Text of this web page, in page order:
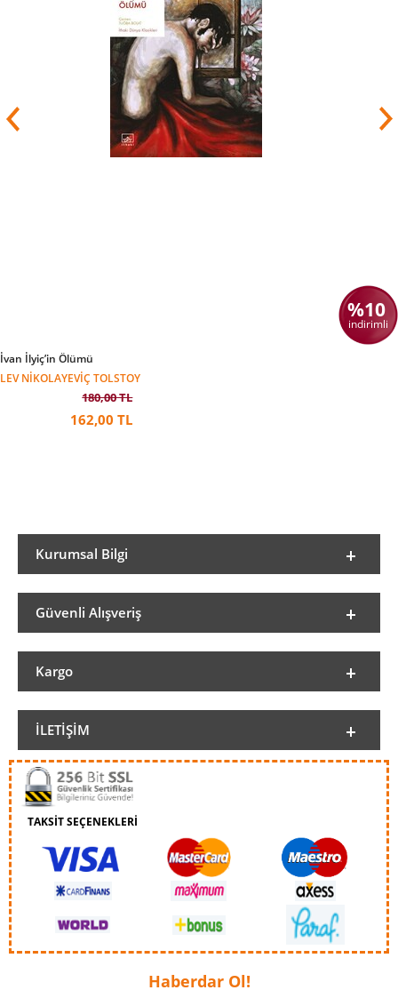
çalışmalarını İkdam, Söz, Zaman, Vakit, Son
Posta, Milliyet ve Cumhuriyet gazetelerine
neşretti. Türkiye Büyük Millet Meclisi'nde 5. ve 6.
dönemlerde Kütahya milletvekili olan Hüseyin
Rahmi, ömrünün son otuz bir yılını
geçirdiği Heybeliada'daki köşkünde 8 Mart 1944
tarihinde öldü ve oradaki Abbas Paşa
Mezarlığı'na defnedildi.
%10
indirimli
İvan İlyiç’in Ölümü
LEV NIKOLAYEVIÇ TOLSTOY
180,00 TL
162,00 TL
Kurumsal Bilgi
Güvenli Alışveriş
Kargo
İLETIŞIM
TAKSİT SEÇENEKLERİ
Haberdar Ol!